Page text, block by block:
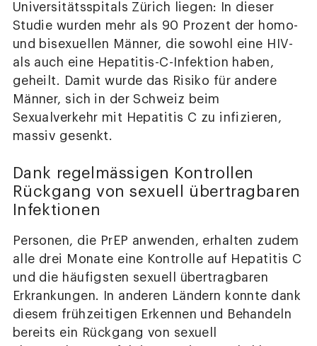
Universitätsspitals Zürich liegen: In dieser
Studie wurden mehr als 90 Prozent der homo-
und bisexuellen Männer, die sowohl eine HIV-
als auch eine Hepatitis-C-Infektion haben,
geheilt. Damit wurde das Risiko für andere
Männer, sich in der Schweiz beim
Sexualverkehr mit Hepatitis C zu infizieren,
massiv gesenkt.
Dank regelmässigen Kontrollen
Rückgang von sexuell übertragbaren
Infektionen
Personen, die PrEP anwenden, erhalten zudem
alle drei Monate eine Kontrolle auf Hepatitis C
und die häufigsten sexuell übertragbaren
Erkrankungen. In anderen Ländern konnte dank
diesem frühzeitigen Erkennen und Behandeln
bereits ein Rückgang von sexuell